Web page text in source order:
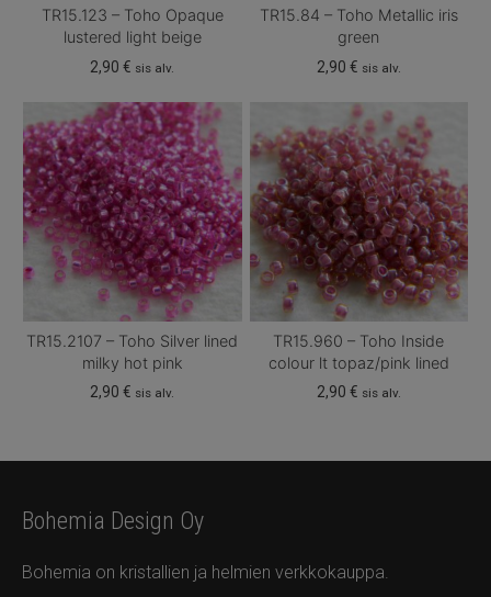
TR15.123 – Toho Opaque
lustered light beige
2,90€ sis alv.
TR15.84 – Toho Metallic iris
green
2,90 € sis alv.
TR15.2107 – Toho Silver lined
milky hot pink
2,90€ sis alv.
TR15.960 – Toho Inside
colour lt topaz/pink lined
2,90 € sis alv.
Bohemia Design Oy
Bohemia on kristallien ja helmien verkkokauppa.